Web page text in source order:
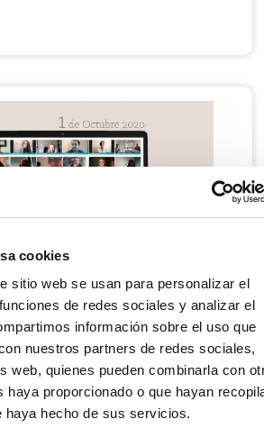
cookies
sitio web se usan para personalizar el
de redes sociales y analizar el
información sobre el uso que
nuestros partners de redes sociales,
web, quienes pueden combinarla con
haya proporcionado o que hayan
haya hecho de sus servicios.
DE LA COMISIÓN DE
DE PRODUCTOS
BEQUINOR
13 octubre, 2020
reunión de la Comisión APQ de
participación. Este gran equipo de